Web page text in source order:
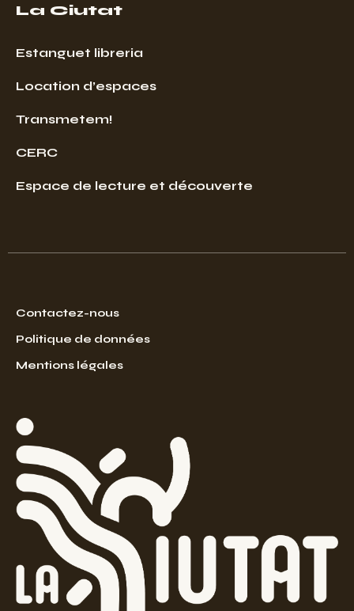
La Ciutat
Estanguet libreria
Location d’espaces
Transmetem!
CERC
Espace de lecture et découverte
Contactez-nous
Politique de données
Mentions légales